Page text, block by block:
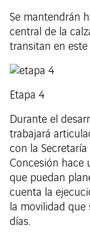
Se mantendrán
central de la
transitan en
Etapa 4
Durante el
trabajará
con la
Concesión hace
que puedan
cuenta la
la movilidad
días.